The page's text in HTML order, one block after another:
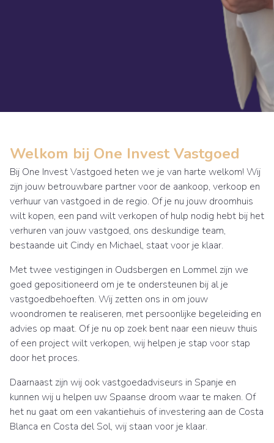
Welkom bij One Invest Vastgoed
Bij One Invest Vastgoed heten we je van harte welkom! Wij
zijn jouw betrouwbare partner voor de aankoop, verkoop en
verhuur van vastgoed in de regio. Of je nu jouw droomhuis
wilt kopen, een pand wilt verkopen of hulp nodig hebt bij het
verhuren van jouw vastgoed, ons deskundige team,
bestaande uit Cindy en Michael, staat voor je klaar.
Met twee vestigingen in Oudsbergen en Lommel zijn we
goed gepositioneerd om je te ondersteunen bij al je
vastgoedbehoeften. Wij zetten ons in om jouw
woondromen te realiseren, met persoonlijke begeleiding en
advies op maat. Of je nu op zoek bent naar een nieuw thuis
of een project wilt verkopen, wij helpen je stap voor stap
door het proces.
Daarnaast zijn wij ook vastgoedadviseurs in Spanje en
kunnen wij u helpen uw Spaanse droom waar te maken. Of
het nu gaat om een vakantiehuis of investering aan de Costa
Blanca en Costa del Sol, wij staan voor je klaar.